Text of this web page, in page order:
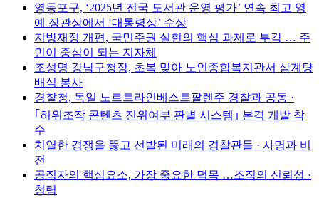
영등포구, ‘2025년 전국 도서관 운영 평가’ 연속 최고 영
예 장관상에서 ‘대통령상’ 수상
지방재정 개편, 국민주권 실현의 핵심 과제로 부각 … 주
민이 중심이 되는 지자체
조성명 강남구청장, 초복 맞아 노인종합복지관서 삼계탕
배식 봉사
경찰청, 독일 노르트라인베스트팔렌주 경찰과 공동 ·
｢허위조작 콘텐츠 진위여부 판별 시스템｣ 본격 개발 착
수
치열한 경쟁을 뚫고 선발된 미래의 경찰관들 · 사명과 비
전
공직자의 핵심요소, 가장 중요한 덕목 …조직의 신뢰성 ·
청렴